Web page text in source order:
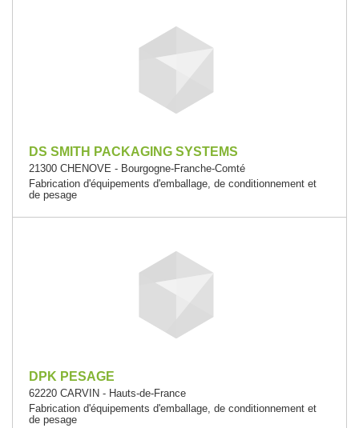
DS SMITH PACKAGING SYSTEMS
21300 CHENOVE - Bourgogne-Franche-Comté
Fabrication d'équipements d'emballage, de conditionnement et
de pesage
DPK PESAGE
62220 CARVIN - Hauts-de-France
Fabrication d'équipements d'emballage, de conditionnement et
de pesage